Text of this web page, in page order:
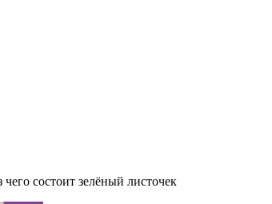
состоит зелёный листочек